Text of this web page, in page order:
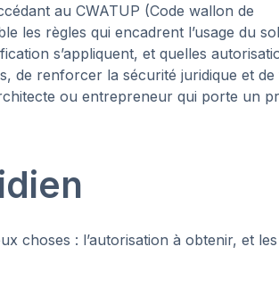
au CWATUP (Code wallon de
les règles qui encadrent l’usage du
s’appliquent, et quelles
de renforcer la sécurité juridique et
ou entrepreneur qui porte un
choses : l’autorisation à obtenir, et les